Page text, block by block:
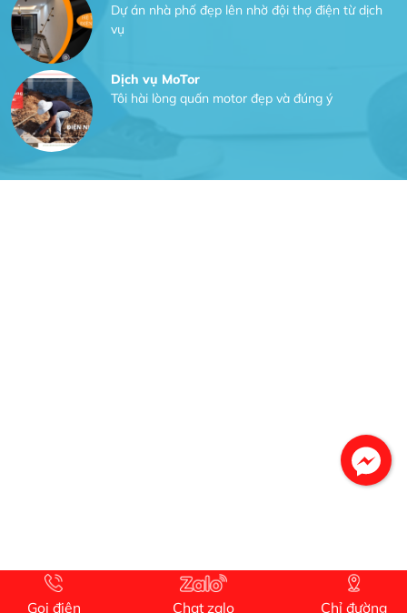
Dự án nhà phố đẹp lên nhờ đội thợ điện từ dịch
vụ
Dịch vụ MoTor
Tôi hài lòng quấn motor đẹp và đúng ý
Gọi điện Chat zalo Chỉ đường